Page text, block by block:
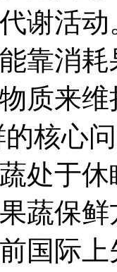
谢活
靠消
质来
核心
处于
蔬保
国际